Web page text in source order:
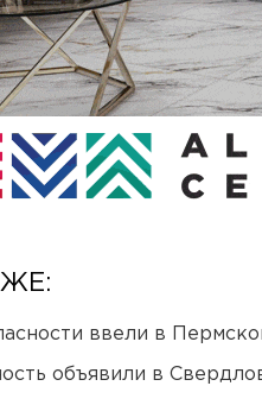
ввели в
объявили в